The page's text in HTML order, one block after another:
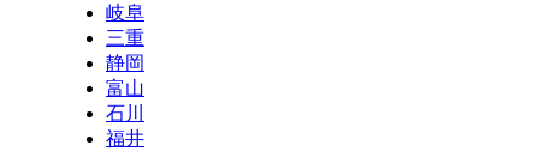
岐阜
三重
静岡
富山
石川
福井